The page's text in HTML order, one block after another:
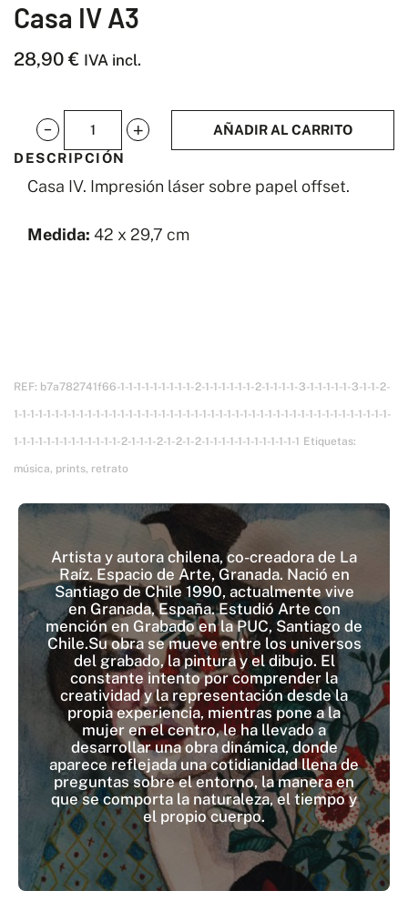
Casa IV A3
28,90€ IVA incl.
Casa
IV
A3
cantidad
AÑADIR AL CARRITO
DESCRIPCIÓN
Casa IV. Impresión láser sobre papel offset.
Medida: 42 x 29,7 cm
REF: b7a782741f66-1-1-1-1-1-1-1-1-1-2-1-1-1-1-1-1-2-1-1-1-1-3-1-1-1-1-1-3-1-1-2-
1-1-1-1-1-1-1-1-1-1-1-1-1-1-1-1-1-1-1-1-1-1-1-1-1-1-1-1-1-1-1-1-1-1-1-1-1-1-1-1-1-1-1-1-1-1-
1-1-1-1-1-1-1-1-1-1-1-1-1-2-1-1-1-2-1-2-1-2-1-1-1-1-1-1-1-1-1-1-1-1 Etiquetas:
música, prints, retrato
Artista y autora chilena, co-creadora de La
Raíz. Espacio de Arte, Granada. Nació en
Santiago de Chile 1990, actualmente vive
en Granada, España. Estudió Arte con
mención en Grabado en la PUC, Santiago de
Chile. ​Su obra se mueve entre los universos
del grabado, la pintura y el dibujo. El
constante intento por comprender la
creatividad y la representación desde la
propia experiencia, mientras pone a la
mujer en el centro, le ha llevado a
desarrollar una obra dinámica, donde
aparece reflejada una cotidianidad llena de
preguntas sobre el entorno, la manera en
que se comporta la naturaleza, el tiempo y
el propio cuerpo.